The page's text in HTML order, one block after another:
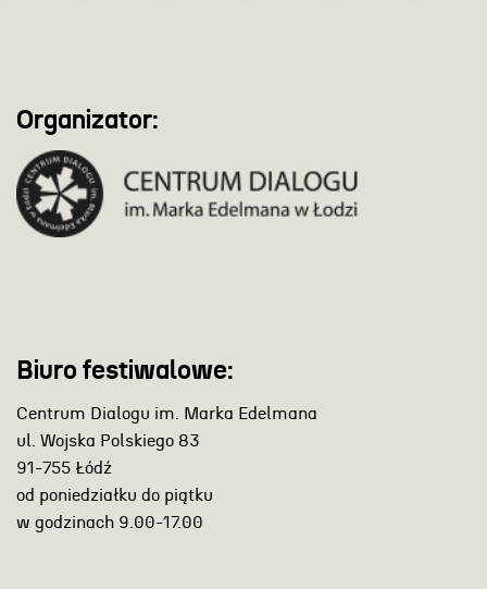
Organizator:
Biuro festiwalowe:
Centrum Dialogu im. Marka Edelmana
ul. Wojska Polskiego 83
91-755 Łódź
od poniedziałku do piątku
w godzinach 9.00-17.00